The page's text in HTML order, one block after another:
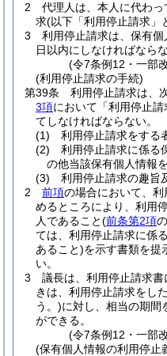
2
代理人は、本人に代わっ
求(以下「利用停止請求」
3
利用停止請求は、保有
日以内にしなければならな
(令7条例12・一部
(利用停止請求の手続)
第39条
利用停止請求は、
3項において「利用停止
てしなければならない。
(1)
利用停止請求をする
(2)
利用停止請求に係る
の他当該保有個人情報
(3)
利用停止請求の趣旨
2
前項の場合において、
めるところにより、利用
人であること(前条第2項
ては、利用停止請求に係
あること)を示す書類を提
い。
3
議長は、利用停止請求
きは、利用停止請求をし
う。)に対し、相当の期間
ができる。
(令7条例12・一部
(保有個人情報の利用停止